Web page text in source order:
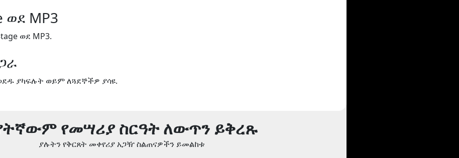
ወደ MP3
ወደ MP3.
ያካፍሉት ወይም ለጓደኞችዎ ያሳዩ.
የመሣሪያ ስርዓት ለውጥን ይቅረጹ
ያሉትን የቅርጸት መቀየሪያ አጋዥ ስልጠናዎችን ይመልከቱ